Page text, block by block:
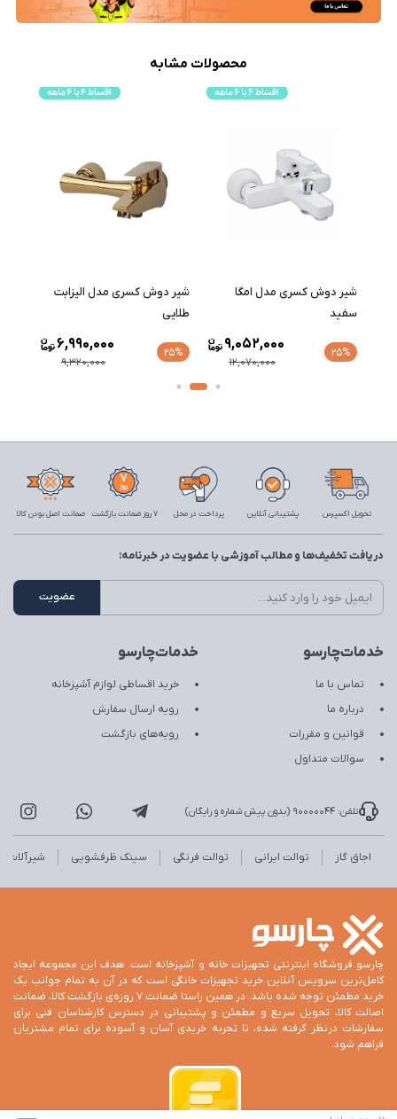
محصولات مشابه
شیر دوش کسری مدل امگا
سفید
25%
12,070,000
9,052,000
شیر دوش کسری مدل الیزابت
طلایی
25%
9,320,000
6,990,000
تحویل اکسپرس پشتیبانی آنلاین پرداخت در محل 7 روز ضمانت بازگشت ضمانت اصل بودن کالا
خدمات‌چارسو
تماس با ما
درباره ما
قوانین و مقررات
سوالات متداول
خدمات‌چارسو
خرید اقساطی لوازم آشپزخانه
رویه ارسال سفارش
رویه‌های بازگشت
دریافت تخفیف‌ها و مطالب آموزشی با عضویت در خبرنامه:
تلفن: 90000044 (بدون پیش شماره و رایگان)
اجاق گاز توالت ایرانی توالت فرنگی سینک ظرفشویی شیرآلات
چارسو فروشگاه اینترنتی تجهیزات خانه و آشپزخانه است. هدف این مجموعه ایجاد
کامل‌ترین سرویس آنلاین خرید تجهیزات خانگی است که در آن به تمام جوانب یک
خرید مطمئن توجه شده باشد. در همین راستا ضمانت 7 روزه‌ی بازگشت کالا، ضمانت
اصالت کالا، تحویل سریع و مطمئن و پشتیبانی در دسترس کارشناسان فنی برای
سفارشات درنظر گرفته شده، تا تجربه خریدی آسان و آسوده برای تمام مشتریان
فراهم شود.